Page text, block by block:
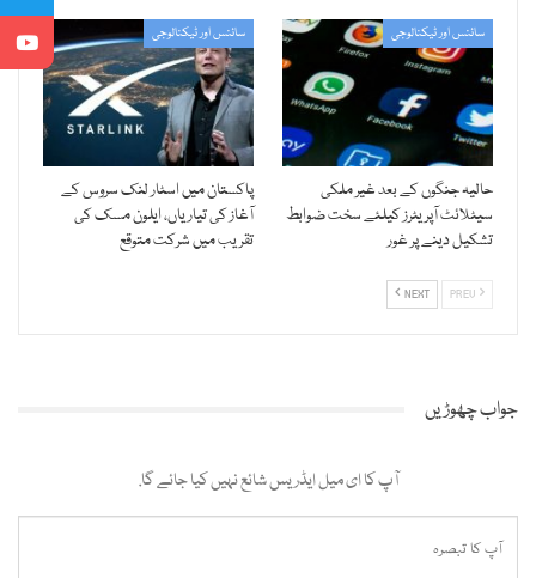
سائنس اور ٹیکنالوجی
حالیہ جنگوں کے بعد غیر ملکی
سیٹلائٹ آپریٹرز کیلئے سخت ضوابط
تشکیل دینے پر غور
سائنس اور ٹیکنالوجی
پاکستان میں اسٹار لنک سروس کے
آغاز کی تیاریاں، ایلون مسک کی
تقریب میں شرکت متوقع
NEXT
جواب چھوڑیں
آپ کا ای میل ایڈریس شائع نہیں کیا جائے گا.